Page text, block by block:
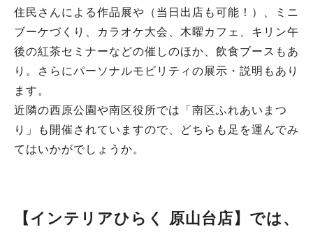
住民さんによる作品展や（当日出店も可能！）、ミニ
ブーケづくり、カラオケ大会、木曜カフェ、キリン午
後の紅茶セミナーなどの催しのほか、飲食ブースもあ
り。さらにパーソナルモビリティの展示・説明もあり
ます。
近隣の西原公園や南区役所では「南区ふれあいまつ
り」も開催されていますので、どちらも足を運んでみ
てはいかがでしょうか。
【インテリアひらく 原山台店】 では、